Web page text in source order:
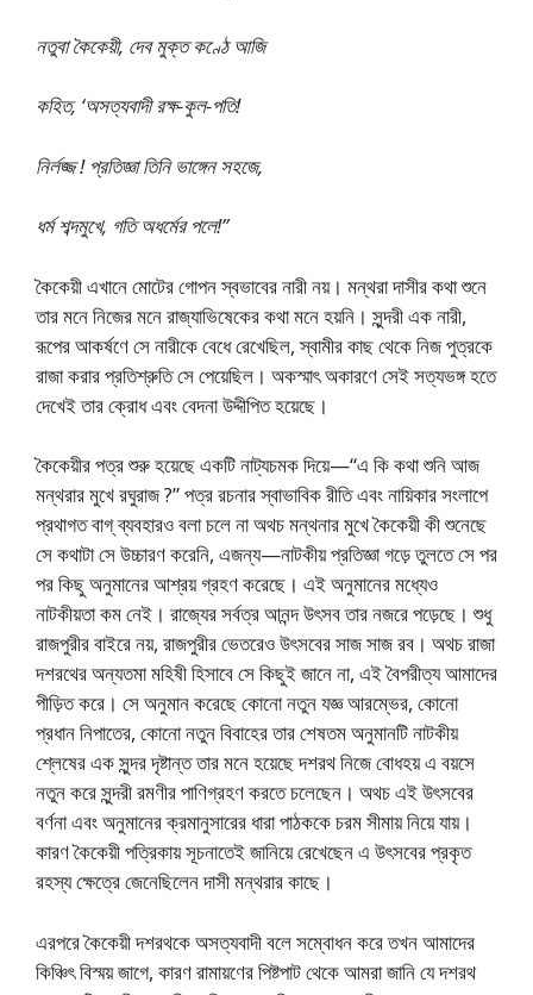
নতুবা কৈকেয়ী, দেব মুক্ত কণ্ঠে আজি
কহিত, ‘অসত্যবাদী রক্ষ-কুল-পতি!
নির্লজ্জ ! প্রতিজ্ঞা তিনি ভাঙ্গেন সহজে,
ধর্ম শব্দমুখে, গতি অধর্মের পলে!”
কৈকেয়ী এখানে মোটের গোপন স্বভাবের নারী নয়। মন্থরা দাসীর কথা শুনে
তার মনে নিজের মনে রাজ্যাভিষেকের কথা মনে হয়নি। সুন্দরী এক নারী,
রূপের আকর্ষণে সে নারীকে বেধে রেখেছিল, স্বামীর কাছ থেকে নিজ পুত্রকে
রাজা করার প্রতিশ্রুতি সে পেয়েছিল। অকস্মাৎ অকারণে সেই সত্যভঙ্গ হতে
দেখেই তার ক্রোধ এবং বেদনা উদ্দীপিত হয়েছে।
কৈকেয়ীর পত্র শুরু হয়েছে একটি নাট্যচমক দিয়ে—“এ কি কথা শুনি আজ
মন্থরার মুখে রঘুরাজ ?” পত্র রচনার স্বাভাবিক রীতি এবং নায়িকার সংলাপে
প্রথাগত বাগ্ ব্যবহারও বলা চলে না অথচ মন্থনার মুখে কৈকেয়ী কী শুনেছে
সে কথাটা সে উচ্চারণ করেনি, এজন্য—নাটকীয় প্রতিজ্ঞা গড়ে তুলতে সে পর
পর কিছু অনুমানের আশ্রয় গ্রহণ করেছে। এই অনুমানের মধ্যেও
নাটকীয়তা কম নেই। রাজ্যের সর্বত্র আনন্দ উৎসব তার নজরে পড়েছে। শুধু
রাজপুরীর বাইরে নয়, রাজপুরীর ভেতরেও উৎসবের সাজ সাজ রব। অথচ রাজা
দশরথের অন্যতমা মহিষী হিসাবে সে কিছুই জানে না, এই বৈপরীত্য আমাদের
পীড়িত করে। সে অনুমান করেছে কোনো নতুন যজ্ঞ আরম্ভের, কোনো
প্রধান নিপাতের, কোনো নতুন বিবাহের তার শেষতম অনুমানটি নাটকীয়
শ্লেষের এক সুন্দর দৃষ্টান্ত তার মনে হয়েছে দশরথ নিজে বোধহয় এ বয়সে
নতুন করে সুন্দরী রমণীর পাণিগ্রহণ করতে চলেছেন। অথচ এই উৎসবের
বর্ণনা এবং অনুমানের ক্রমানুসারের ধারা পাঠককে চরম সীমায় নিয়ে যায়।
কারণ কৈকেয়ী পত্রিকায় সূচনাতেই জানিয়ে রেখেছেন এ উৎসবের প্রকৃত
রহস্য ক্ষেত্রে জেনেছিলেন দাসী মন্থরার কাছে।
এরপরে কৈকেয়ী দশরথকে অসত্যবাদী বলে সম্বোধন করে তখন আমাদের
কিঞ্চিৎ বিস্ময় জাগে, কারণ রামায়ণের পিষ্টপাট থেকে আমরা জানি যে দশরথ